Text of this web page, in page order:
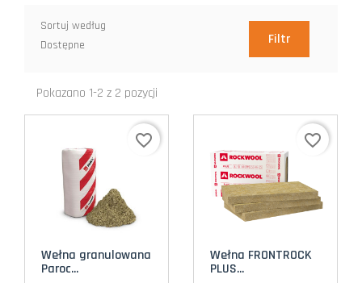
Sortuj według
Dostępne
Filtr
Pokazano 1-2 z 2 pozycji
Wełna granulowana
Paroc...
favorite_border
Wełna FRONTROCK
PLUS...
favorite_border